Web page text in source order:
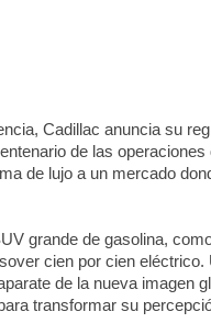
Cadillac anuncia su
de las
de lujo a un mercado
grande de gasolina,
cien por cien
de la nueva imagen
transformar su